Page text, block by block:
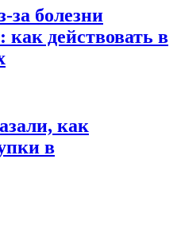
за болезни
как действовать в
как
в